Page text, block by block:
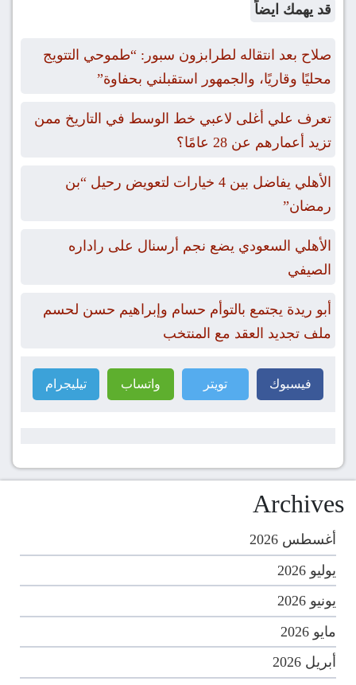
قد يهمك ايضاً
صلاح بعد انتقاله لطرابزون سبور: “طموحي التتويج
محليًا وقاريًا، والجمهور استقبلني بحفاوة”
تعرف علي أغلى لاعبي خط الوسط في التاريخ ممن
تزيد أعمارهم عن 28 عامًا؟
الأهلي يفاضل بين 4 خيارات لتعويض رحيل “بن
رمضان”
الأهلي السعودي يضع نجم أرسنال على راداره
الصيفي
أبو ريدة يجتمع بالتوأم حسام وإبراهيم حسن لحسم
ملف تجديد العقد مع المنتخب
فيسبوك تويتر واتساب تيليجرام
Archives
أغسطس 2026
يوليو 2026
يونيو 2026
مايو 2026
أبريل 2026